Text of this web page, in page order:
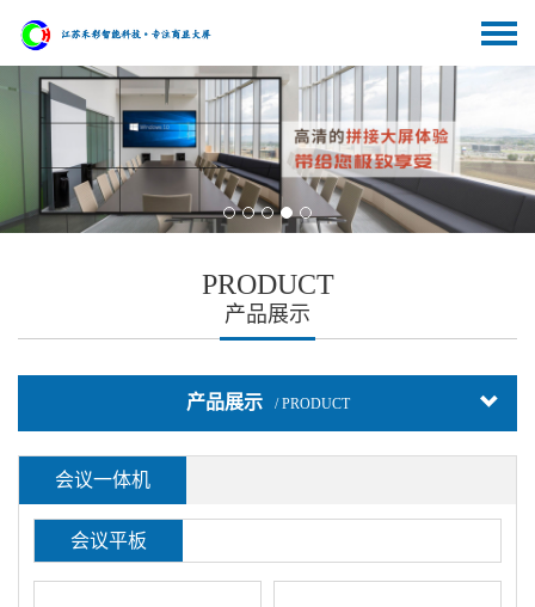
PRODUCT
产品展示
产品展示 / PRODUCT
会议一体机
会议平板